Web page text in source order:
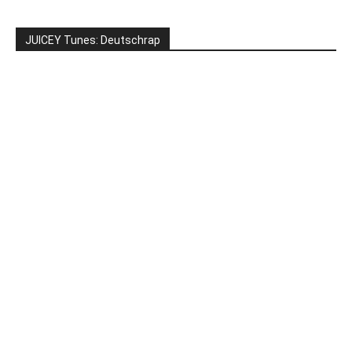
JUICEY Tunes: Deutschrap